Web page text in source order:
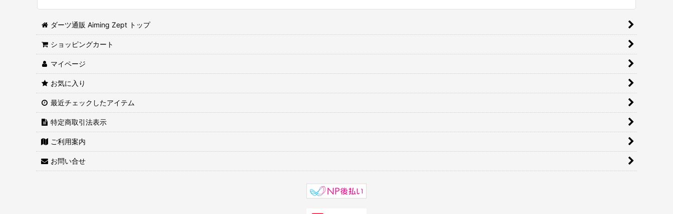
ダーツ通販 Aiming Zept トップ
ショッピングカート
マイページ
お気に入り
最近チェックしたアイテム
特定商取引法表示
ご利用案内
お問い合せ